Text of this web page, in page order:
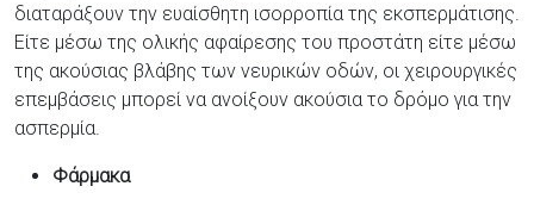
διαταράξουν την ευαίσθητη ισορροπία της εκσπερμάτισης.
Είτε μέσω της ολικής αφαίρεσης του προστάτη είτε μέσω
της ακούσιας βλάβης των νευρικών οδών, οι χειρουργικές
επεμβάσεις μπορεί να ανοίξουν ακούσια το δρόμο για την
ασπερμία.
Φάρμακα